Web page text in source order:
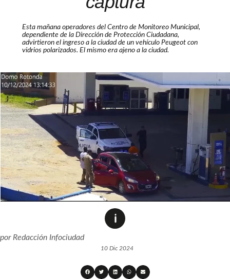
Esta mañana operadores del Centro de Monitoreo Municipal,
dependiente de la Dirección de Protección Ciudadana,
advirtieron el ingreso a la ciudad de un vehículo Peugeot con
vidrios polarizados. El mismo era ajeno a la ciudad.
porRedacción Infociudad
10 Dic 2024